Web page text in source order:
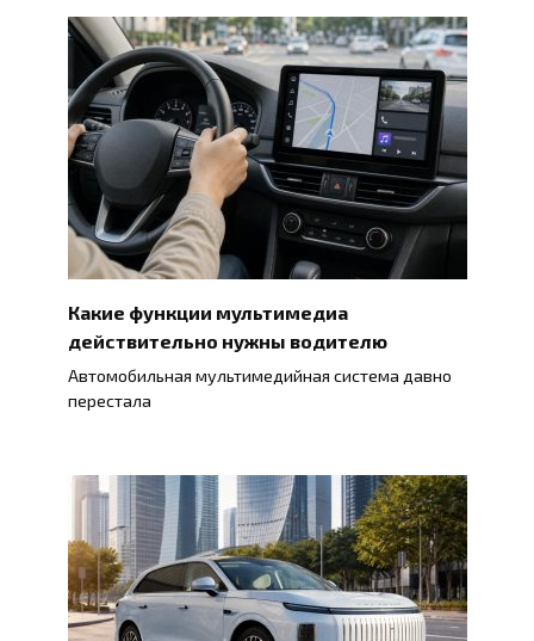
Какие функции мультимедиа
действительно нужны водителю
Автомобильная мультимедийная система давно
перестала